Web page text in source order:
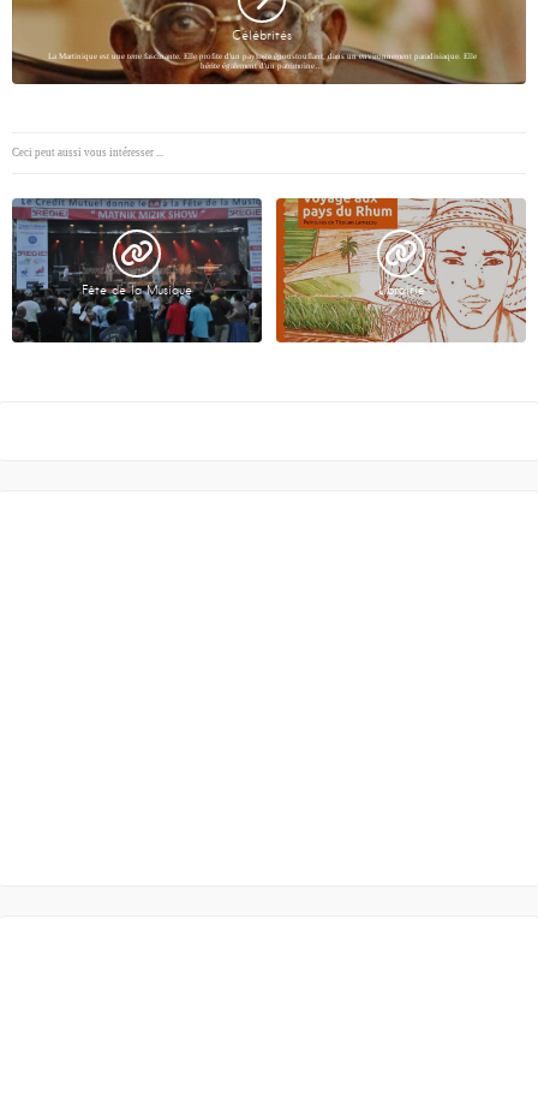
Célébrités
La Martinique est une terre fascinante. Elle profite d'un paysage époustouflant, dans un environnement paradisiaque. Elle
hérite également d'un patrimoine…
Ceci peut aussi vous intéresser ...
Fête de la Musique Librairie